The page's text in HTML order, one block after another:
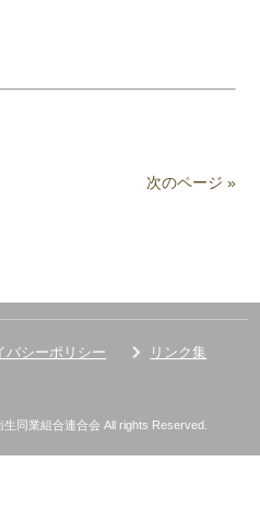
次のページ »
バシーポリシー
リンク集
同業組合連合会 All rights Reserved.